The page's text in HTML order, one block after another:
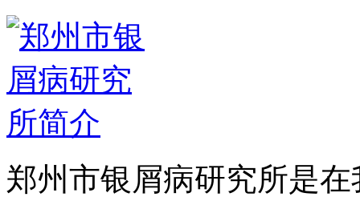
郑州市银屑病研究所是